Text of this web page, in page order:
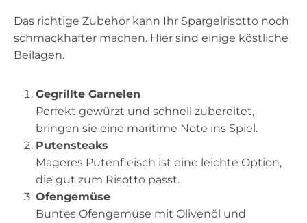
Das richtige Zubehör kann Ihr Spargelrisotto noch
schmackhafter machen. Hier sind einige köstliche
Beilagen.
Gegrillte Garnelen
Perfekt gewürzt und schnell zubereitet,
bringen sie eine maritime Note ins Spiel.
Putensteaks
Mageres Putenfleisch ist eine leichte Option,
die gut zum Risotto passt.
Ofengemüse
Buntes Ofengemüse mit Olivenöl und